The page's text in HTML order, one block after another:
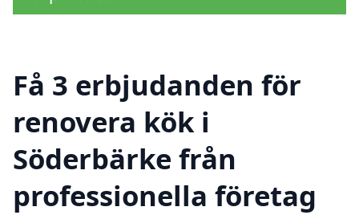
Få 3 erbjudanden för
renovera kök i
Söderbärke från
professionella företag